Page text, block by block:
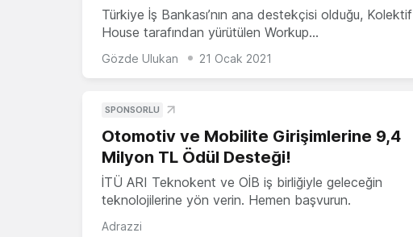
Türkiye İş Bankası’nın ana destekçisi olduğu, Kolektif
House tarafından yürütülen Workup…
Gözde Ulukan 21 Ocak 2021
SPONSORLU
Otomotiv ve Mobilite Girişimlerine 9,4
Milyon TL Ödül Desteği!
İTÜ ARI Teknokent ve OİB iş birliğiyle geleceğin
teknolojilerine yön verin. Hemen başvurun.
Adrazzi